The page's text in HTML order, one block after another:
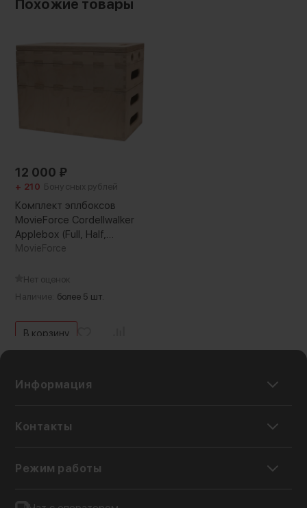
50 на 30 см, а модели отличаются высотой:
Pancake - доска 2.4 см
Quarter - низкий ящик 5 см
Half - средний размер 10 см
Похожие товары
12 000 ₽
+ 210 Бонусных рублей
Комплект эплбоксов
MovieForce Cordellwalker
Applebox (Full, Half,
Quarter, Pancake)
MovieForce
Нет оценок
Наличие: более 5 шт.
В корзину
Информация
Контакты
Режим работы